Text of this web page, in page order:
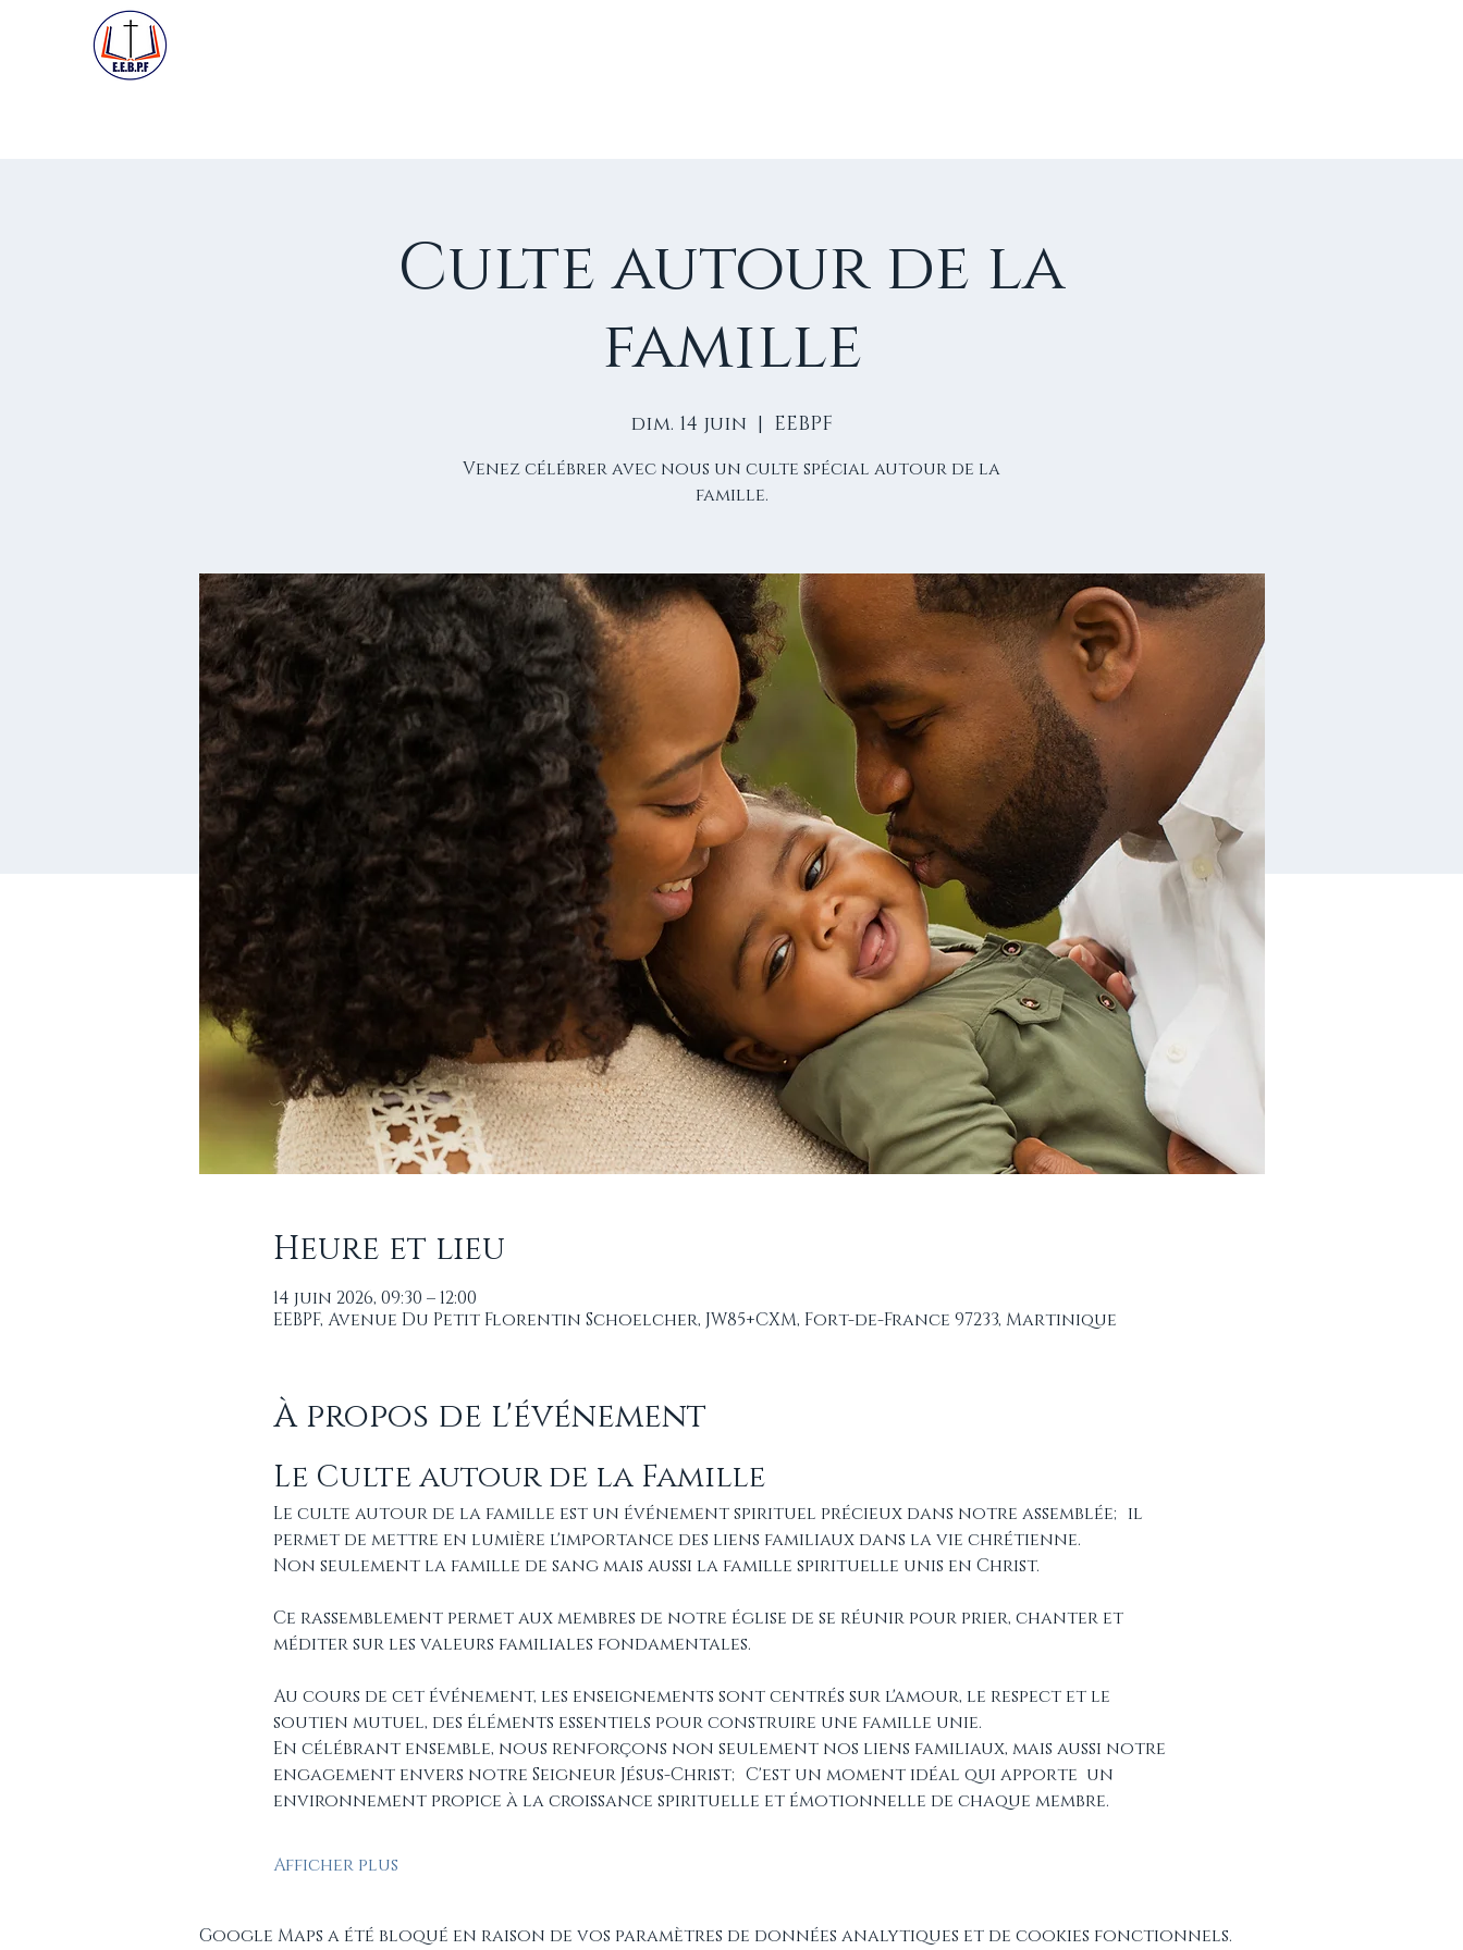
Culte autour de la
famille
dim. 14 juin
  |
EEBPF
Venez célébrer avec nous un culte spécial autour de la
famille.
Heure et lieu
14 juin 2026, 09:30 – 12:00
EEBPF, Avenue Du Petit Florentin Schoelcher, JW85+CXM, Fort-de-France 97233, Martinique
À propos de l'événement
Le Culte autour de la Famille
Le culte autour de la famille est un événement spirituel précieux dans notre assemblée; il
permet de mettre en lumière l'importance des liens familiaux dans la vie chrétienne.
Non seulement la famille de sang mais aussi la famille spirituelle unis en Christ.
Ce rassemblement permet aux membres de notre église de se réunir pour prier, chanter et
méditer sur les valeurs familiales fondamentales.
Au cours de cet événement, les enseignements sont centrés sur l'amour, le respect et le
soutien mutuel, des éléments essentiels pour construire une famille unie.
En célébrant ensemble, nous renforçons non seulement nos liens familiaux, mais aussi notre
engagement envers notre Seigneur Jésus-Christ; C'est un moment idéal qui apporte  un
environnement propice à la croissance spirituelle et émotionnelle de chaque membre.
Afficher plus
Google Maps a été bloqué en raison de vos paramètres de données analytiques et de cookies fonctionnels.